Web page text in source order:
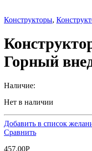
Конструкторы,
Горный
Наличие:
Нет в наличии
Добавить в список
Сравнить
457.00Р